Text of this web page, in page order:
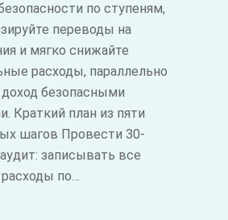
по ступеням,
переводы на
и мягко снижайте
расходы, параллельно
безопасными
Краткий план из пяти
шагов Провести 30-
записывать все
по…